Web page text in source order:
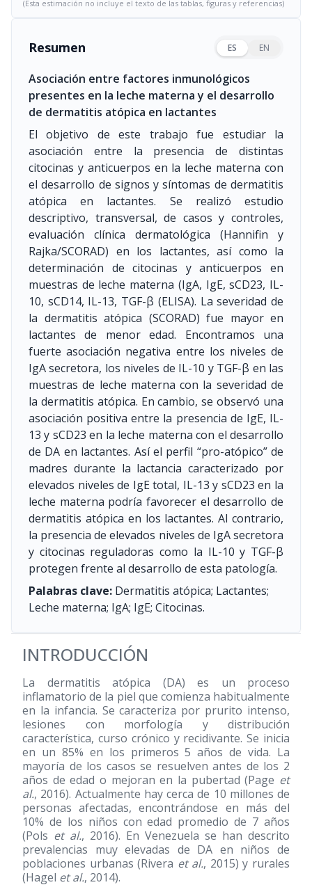
(Esta estimación no incluye el texto de las tablas, figuras y referencias)
Resumen ES EN
Asociación entre factores inmunológicos
presentes en la leche materna y el desarrollo
de dermatitis atópica en lactantes
El objetivo de este trabajo fue estudiar la
asociación entre la presencia de distintas
citocinas y anticuerpos en la leche materna con
el desarrollo de signos y síntomas de dermatitis
atópica en lactantes. Se realizó estudio
descriptivo, transversal, de casos y controles,
evaluación clínica dermatológica (Hannifin y
Rajka/SCORAD) en los lactantes, así como la
determinación de citocinas y anticuerpos en
muestras de leche materna (IgA, IgE, sCD23, IL-
10, sCD14, IL-13, TGF-β (ELISA). La severidad de
la dermatitis atópica (SCORAD) fue mayor en
lactantes de menor edad. Encontramos una
fuerte asociación negativa entre los niveles de
IgA secretora, los niveles de IL-10 y TGF-β en las
muestras de leche materna con la severidad de
la dermatitis atópica. En cambio, se observó una
asociación positiva entre la presencia de IgE, IL-
13 y sCD23 en la leche materna con el desarrollo
de DA en lactantes. Así el perfil “pro-atópico” de
madres durante la lactancia caracterizado por
elevados niveles de IgE total, IL-13 y sCD23 en la
leche materna podría favorecer el desarrollo de
dermatitis atópica en los lactantes. Al contrario,
la presencia de elevados niveles de IgA secretora
y citocinas reguladoras como la IL-10 y TGF-β
protegen frente al desarrollo de esta patología.
Palabras clave: Dermatitis atópica; Lactantes;
Leche materna; IgA; IgE; Citocinas.
INTRODUCCIÓN
La dermatitis atópica (DA) es un proceso
inflamatorio de la piel que comienza habitualmente
en la infancia. Se caracteriza por prurito intenso,
lesiones con morfología y distribución
característica, curso crónico y recidivante. Se inicia
en un 85% en los primeros 5 años de vida. La
mayoría de los casos se resuelven antes de los 2
años de edad o mejoran en la pubertad (Page et
al., 2016). Actualmente hay cerca de 10 millones de
personas afectadas, encontrándose en más del
10% de los niños con edad promedio de 7 años
(Pols et al., 2016). En Venezuela se han descrito
prevalencias muy elevadas de DA en niños de
poblaciones urbanas (Rivera et al., 2015) y rurales
(Hagel et al., 2014).